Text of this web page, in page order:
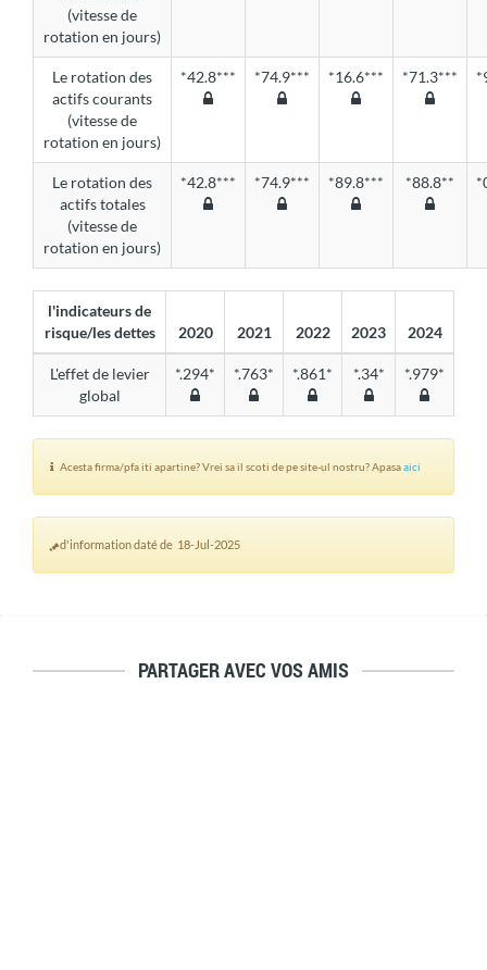
(vitesse de
rotation en jours)
Le rotation des
actifs courants
(vitesse de
rotation en jours)
*42.8*** *74.9*** *16.6*** *71.3***
Le rotation des
actifs totales
(vitesse de
rotation en jours)
*42.8*** *74.9*** *89.8*** *88.8**
l'indicateurs de
risque/les dettes
2020 2021 2022 2023 2024
L'effet de levier
global
*.294* *.763* *.861* *.34* *.979*
Acesta firma/pfa iti apartine? Vrei sa il scoti de pe site-ul nostru? Apasaaici
d'information daté de 18-Jul-2025
PARTAGER AVEC VOS AMIS